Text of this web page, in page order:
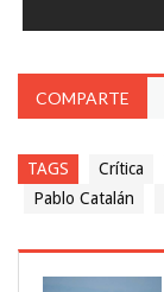
COMPARTE
TAGS Crítica
Pablo Catalán